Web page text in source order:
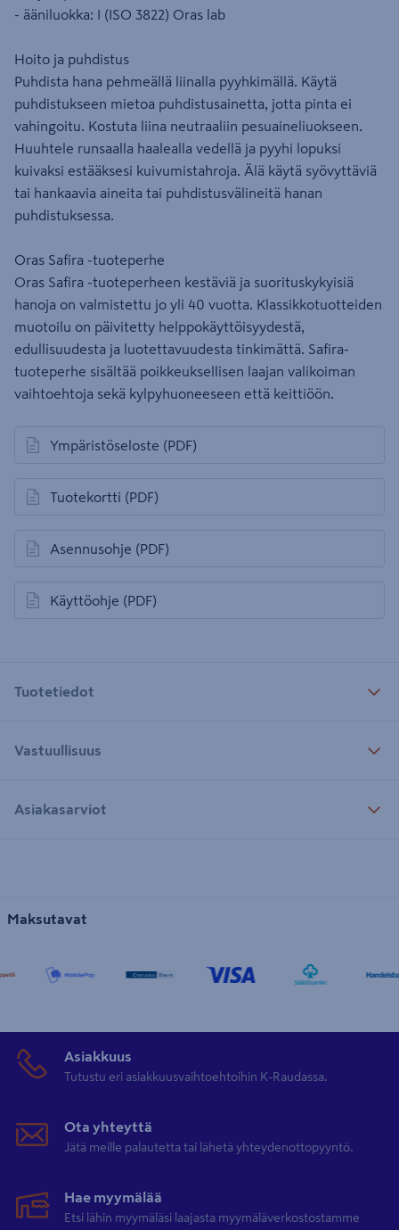
- ääniluokka: I (ISO 3822) Oras lab
Hoito ja puhdistus
Puhdista hana pehmeällä liinalla pyyhkimällä. Käytä
puhdistukseen mietoa puhdistusainetta, jotta pinta ei
vahingoitu. Kostuta liina neutraaliin pesuaineliuokseen.
Huuhtele runsaalla haalealla vedellä ja pyyhi lopuksi
kuivaksi estääksesi kuivumistahroja. Älä käytä syövyttäviä
tai hankaavia aineita tai puhdistusvälineitä hanan
puhdistuksessa.
Oras Safira -tuoteperhe
Oras Safira -tuoteperheen kestäviä ja suorituskykyisiä
hanoja on valmistettu jo yli 40 vuotta. Klassikkotuotteiden
muotoilu on päivitetty helppokäyttöisyydestä,
edullisuudesta ja luotettavuudesta tinkimättä. Safira-
tuoteperhe sisältää poikkeuksellisen laajan valikoiman
vaihtoehtoja sekä kylpyhuoneeseen että keittiöön.
Ympäristöseloste (PDF)
avautuu uuteen välilehteen
Tuotekortti (PDF)
avautuu uuteen välilehteen
Asennusohje (PDF)
avautuu uuteen välilehteen
Käyttöohje (PDF)
avautuu uuteen välilehteen
Tuotetiedot
Vastuullisuus
Asiakasarviot
Maksutavat
Asiakkuus
Tutustu eri asiakkuusvaihtoehtoihin K-Raudassa.
Ota yhteyttä
Jätä meille palautetta tai lähetä yhteydenottopyyntö.
Hae myymälää
Etsi lähin myymäläsi laajasta myymäläverkostostamme